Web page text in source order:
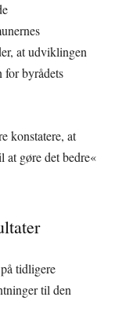
at udviklingen
byrådets
konstatere, at
at gøre det bedre«
tidligere
til den